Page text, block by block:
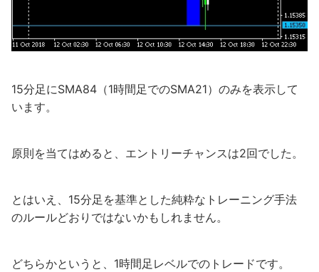
15分足にSMA84（1時間足でのSMA21）のみを表示して
います。
原則を当てはめると、エントリーチャンスは2回でした。
とはいえ、15分足を基準とした純粋なトレーニング手法
のルールどおりではないかもしれません。
どちらかというと、1時間足レベルでのトレードです。